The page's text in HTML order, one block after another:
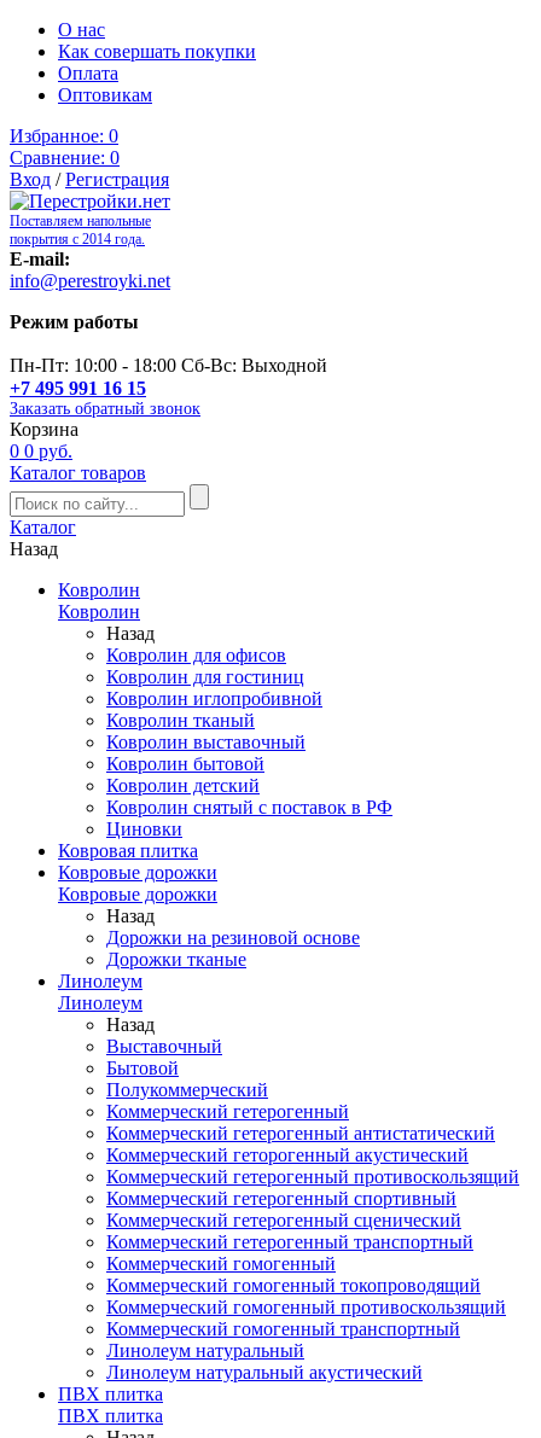
О нас
Как совершать покупки
Оплата
Оптовикам
Избранное: 0
Сравнение: 0
Вход /Регистрация
Поставляем напольные
покрытия с 2014 года.
E-mail:
info@perestroyki.net
Режим работы
Пн-Пт: 10:00 - 18:00 Сб-Вс: Выходной
+7 495 991 16 15
Заказать обратный звонок
Корзина
0 0 руб.
Каталог товаров
Каталог
Назад
Ковролин
Ковролин
Назад
Ковролин для офисов
Ковролин для гостиниц
Ковролин иглопробивной
Ковролин тканый
Ковролин выставочный
Ковролин бытовой
Ковролин детский
Ковролин снятый с поставок в РФ
Циновки
Ковровая плитка
Ковровые дорожки
Ковровые дорожки
Назад
Дорожки на резиновой основе
Дорожки тканые
Линолеум
Линолеум
Назад
Выставочный
Бытовой
Полукоммерческий
Коммерческий гетерогенный
Коммерческий гетерогенный антистатический
Коммерческий геторогенный акустический
Коммерческий гетерогенный противоскользящий
Коммерческий гетерогенный спортивный
Коммерческий гетерогенный сценический
Коммерческий гетерогенный транспортный
Коммерческий гомогенный
Коммерческий гомогенный токопроводящий
Коммерческий гомогенный противоскользящий
Коммерческий гомогенный транспортный
Линолеум натуральный
Линолеум натуральный акустический
ПВХ плитка
ПВХ плитка